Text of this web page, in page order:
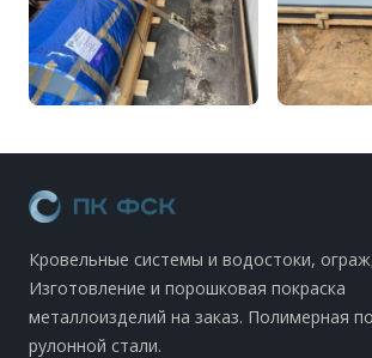
Кровельные системы и водостоки,
Изготовление и порошковая покраска
металлоизделий на заказ. Полимерная
рулонной стали.